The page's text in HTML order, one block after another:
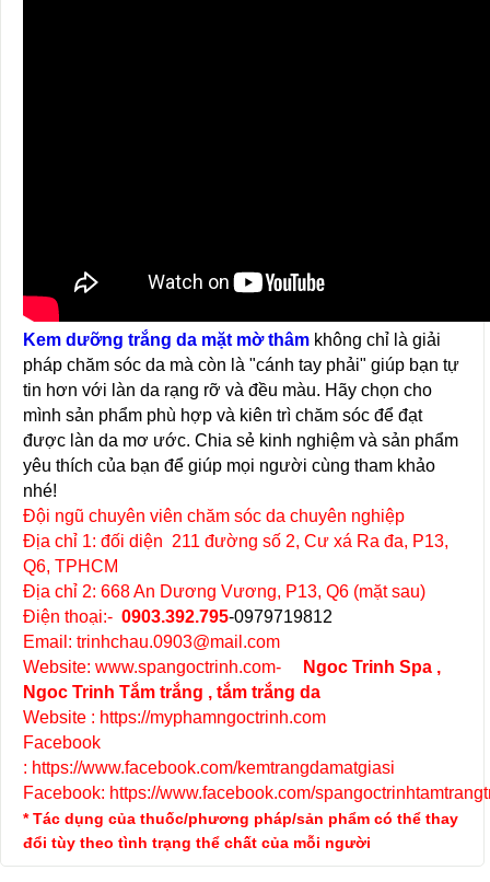
Kem dưỡng trắng da mặt mờ thâm không chỉ là giải
pháp chăm sóc da mà còn là "cánh tay phải" giúp bạn tự
tin hơn với làn da rạng rỡ và đều màu. Hãy chọn cho
mình sản phẩm phù hợp và kiên trì chăm sóc để đạt
được làn da mơ ước. Chia sẻ kinh nghiệm và sản phẩm
yêu thích của bạn để giúp mọi người cùng tham khảo
nhé!
Đội ngũ chuyên viên chăm sóc da chuyên nghiệp
Địa chỉ 1: đối diện 211 đường số 2, Cư xá Ra đa, P13,
Q6, TPHCM
Địa chỉ 2: 668 An Dương Vương, P13, Q6 (mặt sau)
Điện thoại:- 0903.392.795-0979719812
Email: trinhchau.0903@mail.com
Website: www.spangoctrinh.com- Ngoc Trinh Spa ,
Ngoc Trinh Tắm trắng , tắm trắng da
Website : https://myphamngoctrinh.com
Facebook
: https://www.facebook.com/kemtrangdamatgiasi
Facebook: https://www.facebook.com/
* Tác dụng của thuốc/phương pháp/sản phẩm có thể thay
đổi tùy theo tình trạng thể chất của mỗi người